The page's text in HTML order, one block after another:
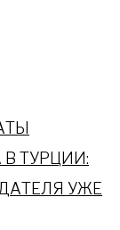
ТУРЦИИ:
УЖЕ